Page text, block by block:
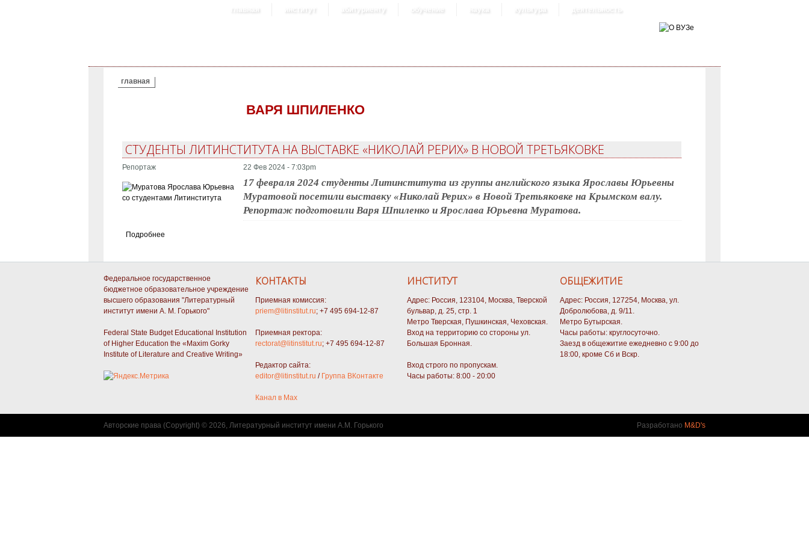
главная институт абитуриенту обучение наука культура деятельность
ВЫ ЗДЕСЬ
главная
ВАРЯ ШПИЛЕНКО
СТУДЕНТЫ ЛИТИНСТИТУТА НА ВЫСТАВКЕ «НИКОЛАЙ РЕРИХ» В НОВОЙ ТРЕТЬЯКОВКЕ
Репортаж 22 Фев 2024 - 7:03pm
17 февраля 2024 студенты Литинститута из группы английского языка Ярославы Юрьевны
Муратовой посетили выставку «Николай Рерих» в Новой Третьяковке на Крымском валу.
Репортаж подготовили Варя Шпиленко и Ярослава Юрьевна Муратова.
Подробнее
Федеральное государственное
бюджетное образовательное учреждение
высшего образования "Литературный
институт имени А. М. Горького"
Federal State Budget Educational Institution
of Higher Education the «Maxim Gorky
Institute of Literature and Creative Writing»
КОНТАКТЫ
Приемная комиссия:
priem@litinstitut.ru; +7 495 694-12-87
Приемная ректора:
rectorat@litinstitut.ru; +7 495 694-12-87
Редактор сайта:
editor@litinstitut.ru / Группа ВКонтакте
Канал в Max
ИНСТИТУТ
Адрес: Россия, 123104, Москва, Тверской
бульвар, д. 25, стр. 1
Метро Тверская, Пушкинская, Чеховская.
Вход на территорию со стороны ул.
Большая Бронная.
Вход строго по пропускам.
Часы работы: 8:00 - 20:00
ОБЩЕЖИТИЕ
Адрес: Россия, 127254, Москва, ул.
Добролюбова, д. 9/11.
Метро Бутырская.
Часы работы: круглосуточно.
Заезд в общежитие ежедневно с 9:00 до
18:00, кроме Сб и Вскр.
Авторские права (Copyright) © 2026, Литературный институт имени А.М. Горького Разработано M&D's